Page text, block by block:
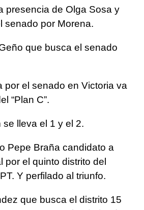
presencia de Olga Sosa y
senado por Morena.
que busca el senado
por el senado en Victoria va
“Plan C”.
se lleva el 1 y el 2.
Pepe Braña candidato a
por el quinto distrito del
Y perfilado al triunfo.
que busca el distrito 15